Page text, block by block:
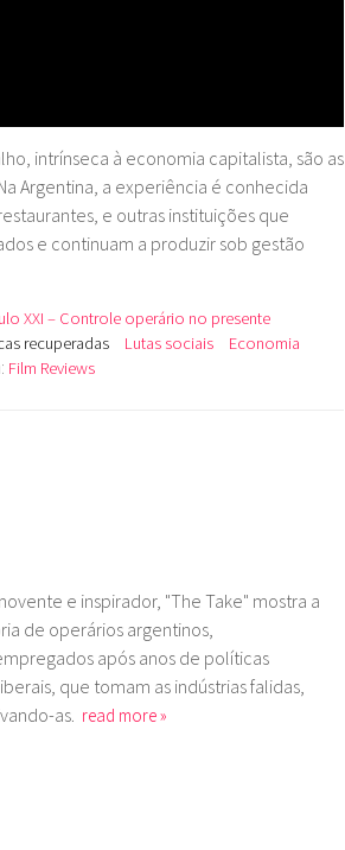
intrínseca à economia capitalista, são as
Argentina, a experiência é conhecida
e outras instituições que
e continuam a produzir sob gestão
XXI – Controle operário no presente
recuperadas Lutas sociais
Economia
Film Reviews
e inspirador, "The Take" mostra a
de operários argentinos,
após anos de políticas
que tomam as indústrias falidas,
as. read more »